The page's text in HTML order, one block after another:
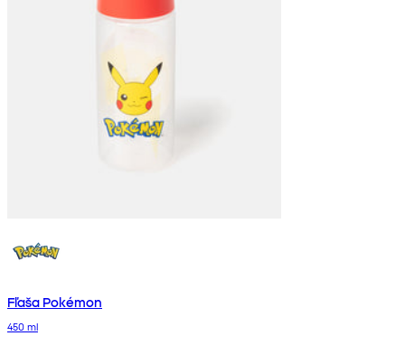
Fľaša Pokémon
450 ml